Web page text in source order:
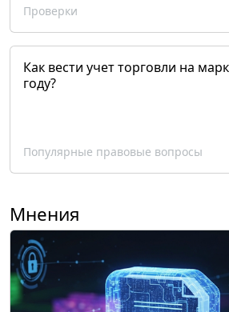
Проверки
Как вести учет торговли на
году?
Популярные правовые вопросы
Мнения